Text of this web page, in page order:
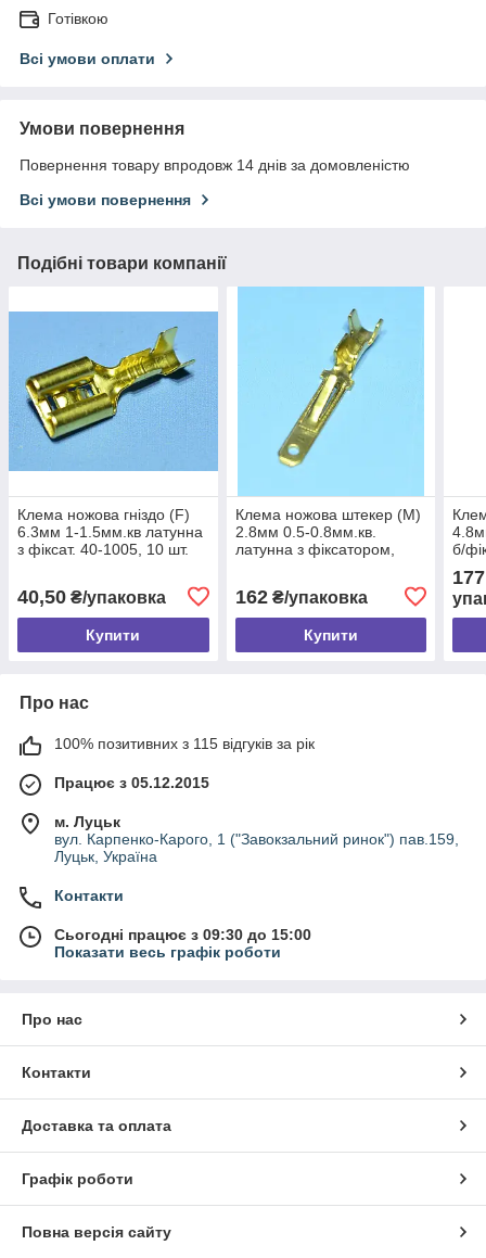
Готівкою
Всі умови оплати
Умови повернення
Повернення товару впродовж 14 днів за домовленістю
Всі умови повернення
Подібні товари компанії
Клема ножова гніздо (F)
6.3мм 1-1.5мм.кв латунна
з фіксат. 40-1005, 10 шт.
40,50 ₴/упаковка
Купити
Клема ножова штекер (M)
2.8мм 0.5-0.8мм.кв.
латунна з фіксатором,
162₴/упаковка
Купити
б/
Про нас
100% позитивних з 115 відгуків за рік
Працює з 05.12.2015
м. Луцьк
вул. Карпенко-Карого, 1 ("Завокзальний ринок") пав.159,
Луцьк, Україна
Контакти
Сьогодні працює з 09:30 до 15:00
Показати весь графік роботи
Про нас
Контакти
Доставка та оплата
Графік роботи
Повна версія сайту